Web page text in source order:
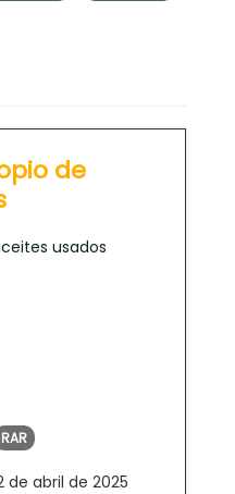
de
usados
RAR
de abril de 2025